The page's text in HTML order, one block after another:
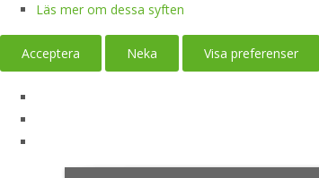
Läs mer om dessa syften
Acceptera Neka Visa preferenser